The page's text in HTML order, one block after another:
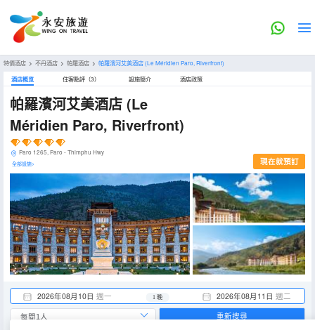
特價酒店 > 不丹酒店 > 帕羅酒店 > 帕羅濱河艾美酒店(Le Méridien Paro, Riverfront)
酒店概览 住客點評（3） 設施簡介 酒店政策
帕羅濱河艾美酒店 (Le
Méridien Paro, Riverfront)
Paro 1265, Paro - Thimphu Hwy
全部設施> 現在就預訂
2026年08月10日 週一 2026年08月11日 週二
1 晚
重新搜尋